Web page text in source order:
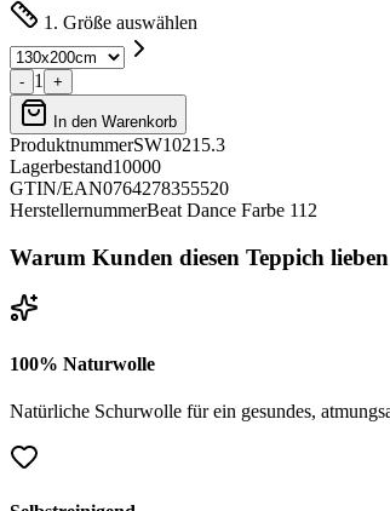
1. Größe auswählen
- 1 +
In den Warenkorb
ProduktnummerSW10215.3
Lagerbestand10000
GTIN/EAN0764278355520
HerstellernummerBeat Dance Farbe 112
Warum Kunden diesen Teppich lieben
100% Naturwolle
Natürliche Schurwolle für ein gesundes,